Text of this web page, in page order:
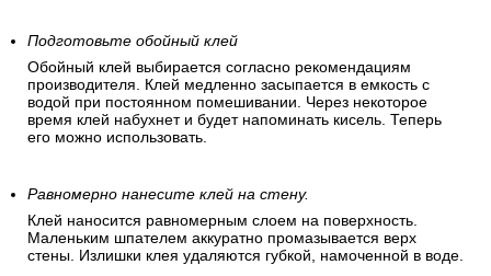
Подготовьте обойный клей
Обойный клей выбирается согласно рекомендациям
производителя. Клей медленно засыпается в емкость с
водой при постоянном помешивании. Через некоторое
время клей набухнет и будет напоминать кисель. Теперь
его можно использовать.
Равномерно нанесите клей на стену.
Клей наносится равномерным слоем на поверхность.
Маленьким шпателем аккуратно промазывается верх
стены. Излишки клея удаляются губкой, намоченной в воде.